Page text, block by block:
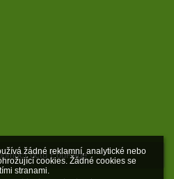
žádné reklamní, analytické nebo
cookies. Žádné cookies se
stranami.
účtu EduPage